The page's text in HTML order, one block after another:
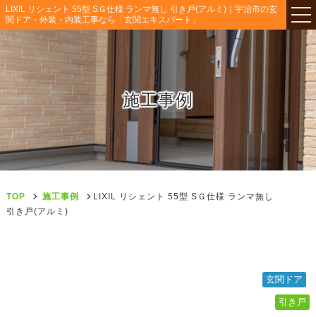
LIXIL リシェント 55型 SＧ仕様 ランマ無し 引き戸(アルミ)｜宇治市の玄
関ドア・外装・内装工事なら「玄関エキスパート」
施工事例
TOP 施工事例
LIXIL リシェント 55型 SＧ仕様 ランマ無し
引き戸(アルミ)
玄関ドア
引き戸